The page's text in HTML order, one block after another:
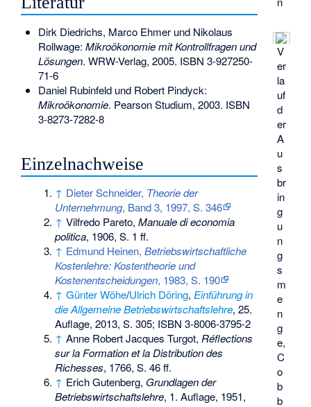
V
er
la
uf
d
er
A
u
s
br
in
g
u
n
g
s
m
e
n
g
e,
C
o
b
b
Dirk Diedrichs, Marco Ehmer und Nikolaus
Rollwage: Mikroökonomie mit Kontrollfragen und
Lösungen. WRW-Verlag, 2005. ISBN 3-927250-
71-6
Daniel Rubinfeld und Robert Pindyck:
Mikroökonomie. Pearson Studium, 2003. ISBN
3-8273-7282-8
Einzelnachweise
↑ Dieter Schneider, Theorie der
Unternehmung, Band 3, 1997, S. 346
↑ Vilfredo Pareto,Manuale di economia
politica, 1906, S. 1 ff.
↑ Edmund Heinen,Betriebswirtschaftliche
Kostenlehre: Kostentheorie und
Kostenentscheidungen, 1983, S. 190
↑ Günter Wöhe/Ulrich Döring,Einführung in
die Allgemeine Betriebswirtschaftslehre, 25.
Auflage, 2013, S. 305; ISBN 3-8006-3795-2
↑ Anne Robert Jacques Turgot,Réflections
sur la Formation et la Distribution des
Richesses, 1766, S. 46 ff.
↑ Erich Gutenberg, Grundlagen der
Betriebswirtschaftslehre, 1. Auflage, 1951,